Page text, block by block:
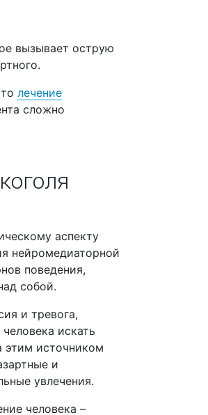
вызывает острую
лечение
сложно
аспекту
нейромедиаторной
поведения,
собой.
и тревога,
искать
этим источником
и
увлечения.
человека –